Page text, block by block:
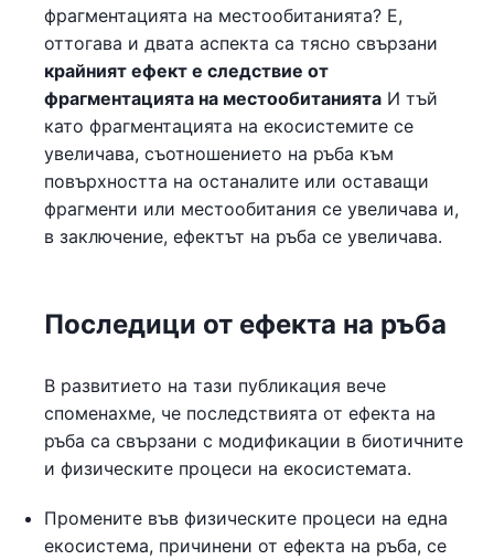
фрагментацията на местообитанията? Е,
оттогава и двата аспекта са тясно свързани
крайният ефект е следствие от
фрагментацията на местообитанията И тъй
като фрагментацията на екосистемите се
увеличава, съотношението на ръба към
повърхността на останалите или оставащи
фрагменти или местообитания се увеличава и,
в заключение, ефектът на ръба се увеличава.
Последици от ефекта на ръба
В развитието на тази публикация вече
споменахме, че последствията от ефекта на
ръба са свързани с модификации в биотичните
и физическите процеси на екосистемата.
Промените във физическите процеси на една
екосистема, причинени от ефекта на ръба, се